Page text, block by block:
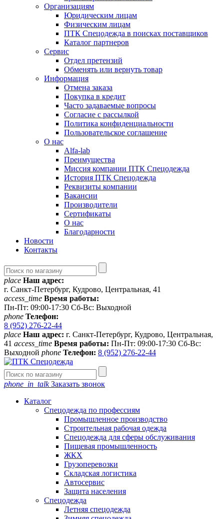
Организациям
Юридическим лицам
Физическим лицам
ПТК Спецодежда в поисках поставщиков
Каталог партнеров
Сервис
Отдел претензий
Обменять или вернуть товар
Информация
Отмена заказа
Покупка в кредит
Часто задаваемые вопросы
Согласие с рассылкой
Политика конфиденциальности
Пользовательское соглашение
О нас
Alfa-lab
Преимущества
Миссия компании ПТК Спецодежда
История ПТК Спецодежда
Реквизиты компании
Вакансии
Производители
Сертификаты
О нас
Благодарности
Новости
Контакты
place Наш адрес:
г. Санкт-Петербург, Кудрово, Центральная, 41
access_time Время работы:
Пн-Пт: 09:00-17:30 Сб-Вс: Выходной
phone Телефон:
8 (952) 276-22-44
place Наш адрес: г. Санкт-Петербург, Кудрово, Центральная,
41 access_time Время работы: Пн-Пт: 09:00-17:30 Сб-Вс:
Выходной phone Телефон: 8 (952) 276-22-44
phone_in_talkЗаказать звонок
Каталог
Спецодежда по профессиям
Промышленное производство
Строительная рабочая одежда
Спецодежда для сферы обслуживания
Пищевая промышленность
ЖКХ
Грузоперевозки
Складская логистика
Автосервис
Защита населения
Спецодежда
Летняя спецодежда